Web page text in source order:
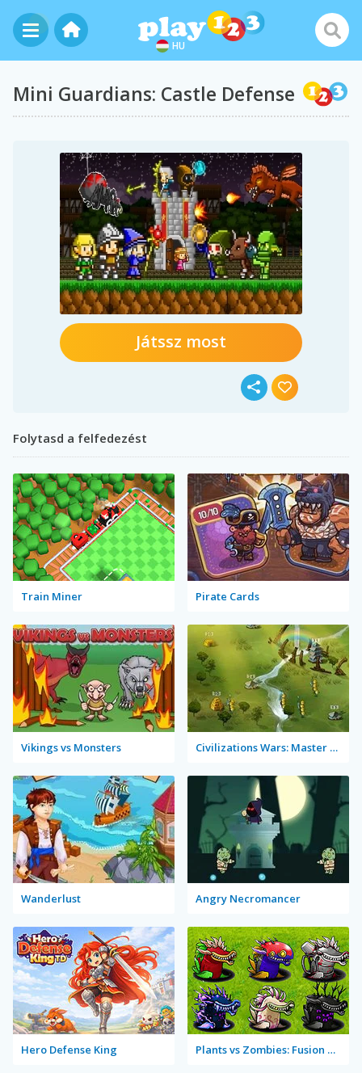
HU
Mini Guardians: Castle Defense
Játssz most
Folytasd a felfedezést
Train Miner Pirate Cards
Vikings vs Monsters Civilizations Wars: Master Edition
Wanderlust Angry Necromancer
Hero Defense King Plants vs Zombies: Fusion Mode